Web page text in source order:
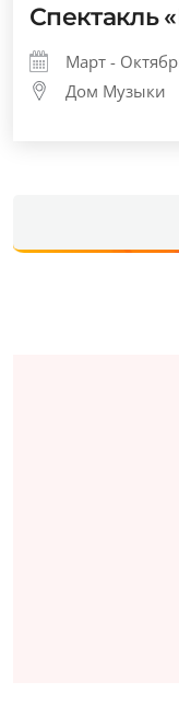
Спектакль
Март -
Дом Музыки